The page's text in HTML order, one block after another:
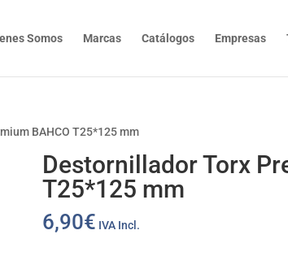
Somos Marcas Catálogos Empresas
BAHCO T25*125 mm
Destornillador Torx
T25*125 mm
6,90€ IVA Incl.